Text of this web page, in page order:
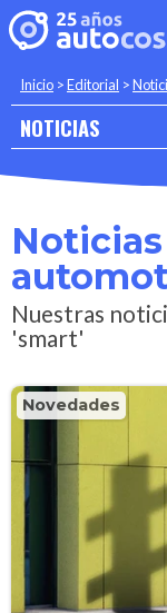
Inicio >Editorial >
NOTICIAS
Nuestras
'smart'
Novedades